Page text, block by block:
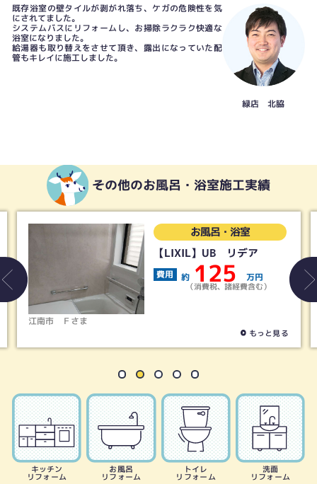
既存浴室の壁タイルが剥がれ落ち、ケガの危険性を気
にされてました。
システムバスにリフォームし、お掃除ラクラク快適な
浴室になりました。
給湯器も取り替えをさせて頂き、露出になっていた配
管もキレイに施工しました。
緑店 北脇
その他のお風呂・浴室施工実績
江南市 Ｆさま
お風呂・浴室
【LIXIL】UB リデア
費用 約 125 万円
（消費税、諸経費含む）
もっと見る
キッチン
リフォーム
お風呂
リフォーム
トイレ
リフォーム
洗面
リフォーム